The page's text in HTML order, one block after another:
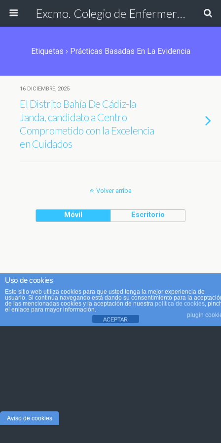
Excmo. Colegio de Enfermería de Cádiz
Etiquetas › Prácticas Basadas En La Evidencia
16 DICIEMBRE, 2025
El Distrito Bahía De Cádiz-la
Janda, candidato a Centro
Comprometido con la Excelencia
en Cuidados
Volver arriba
Móvil Escritorio
Uso de cookies
Este sitio web utiliza cookies para que usted tenga la mejor experiencia de
usuario. Si continúa navegando está dando su consentimiento para la
de las mencionadas cookies y la aceptación de nuestra política de cookies,
el enlace para mayor información.
plugin
ACEPTAR
Aviso de cookies